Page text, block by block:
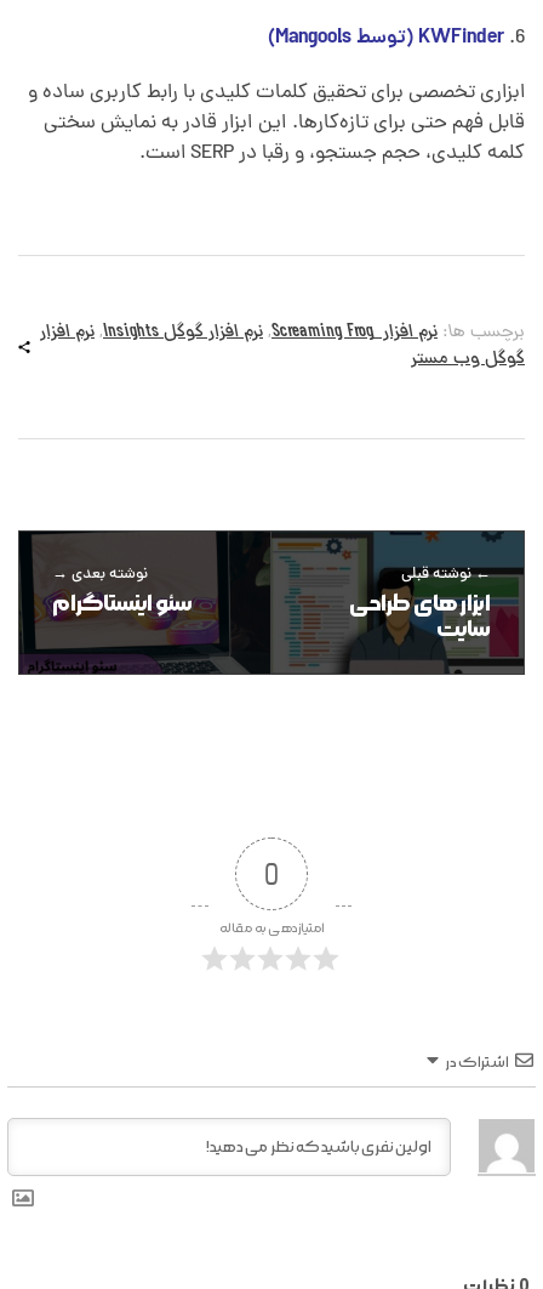
KWFinder (توسط Mangools)
ابزاری تخصصی برای تحقیق کلمات کلیدی با رابط کاربری ساده و
قابل فهم حتی برای تازه‌کارها. این ابزار قادر به نمایش سختی
کلمه کلیدی، حجم جستجو، و رقبا در SERP است.
برچسب ها: نرم افزار Screaming Frog ,نرم افزار گوگل Insights ,نرم افزار
گوگل وب مستر
نوشته قبلی
ابزار های طراحی
سایت
نوشته بعدی
سئو اینستاگرام
0
امتیازدهی به مقاله
اشتراک در